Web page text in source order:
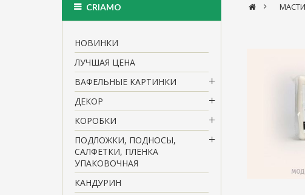
CRIAMO
НОВИНКИ
ЛУЧШАЯ ЦЕНА
ВАФЕЛЬНЫЕ КАРТИНКИ
ДЕКОР
КОРОБКИ
ПОДЛОЖКИ, ПОДНОСЫ,
САЛФЕТКИ, ПЛЕНКА
УПАКОВОЧНАЯ
КАНДУРИН
>